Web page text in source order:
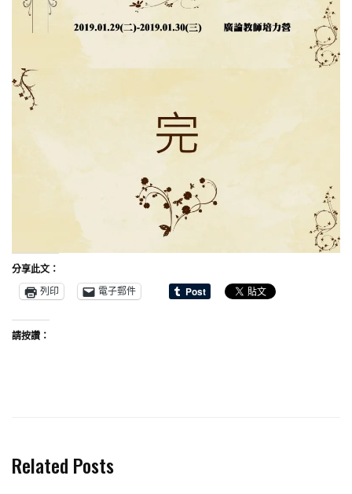
分享此文：
列印
電子郵件
請按讚：
Related Posts